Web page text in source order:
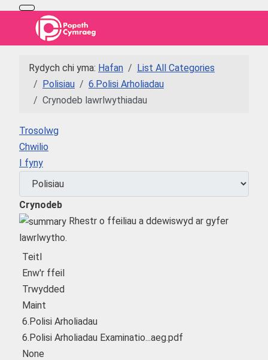
Rydych chi yma: Hafan
List All Categories
Polisiau
6.Polisi Arholiadau
Crynodeb lawrlwythiadau
Trosolwg
Chwilio
I fyny
Crynodeb
Rhestr o ffeiliau a ddewiswyd ar gyfer
lawrlwytho.
Teitl
Enw'r ffeil
Trwydded
Maint
6.Polisi Arholiadau
6.Polisi Arholiadau Examinatio...aeg.pdf
None